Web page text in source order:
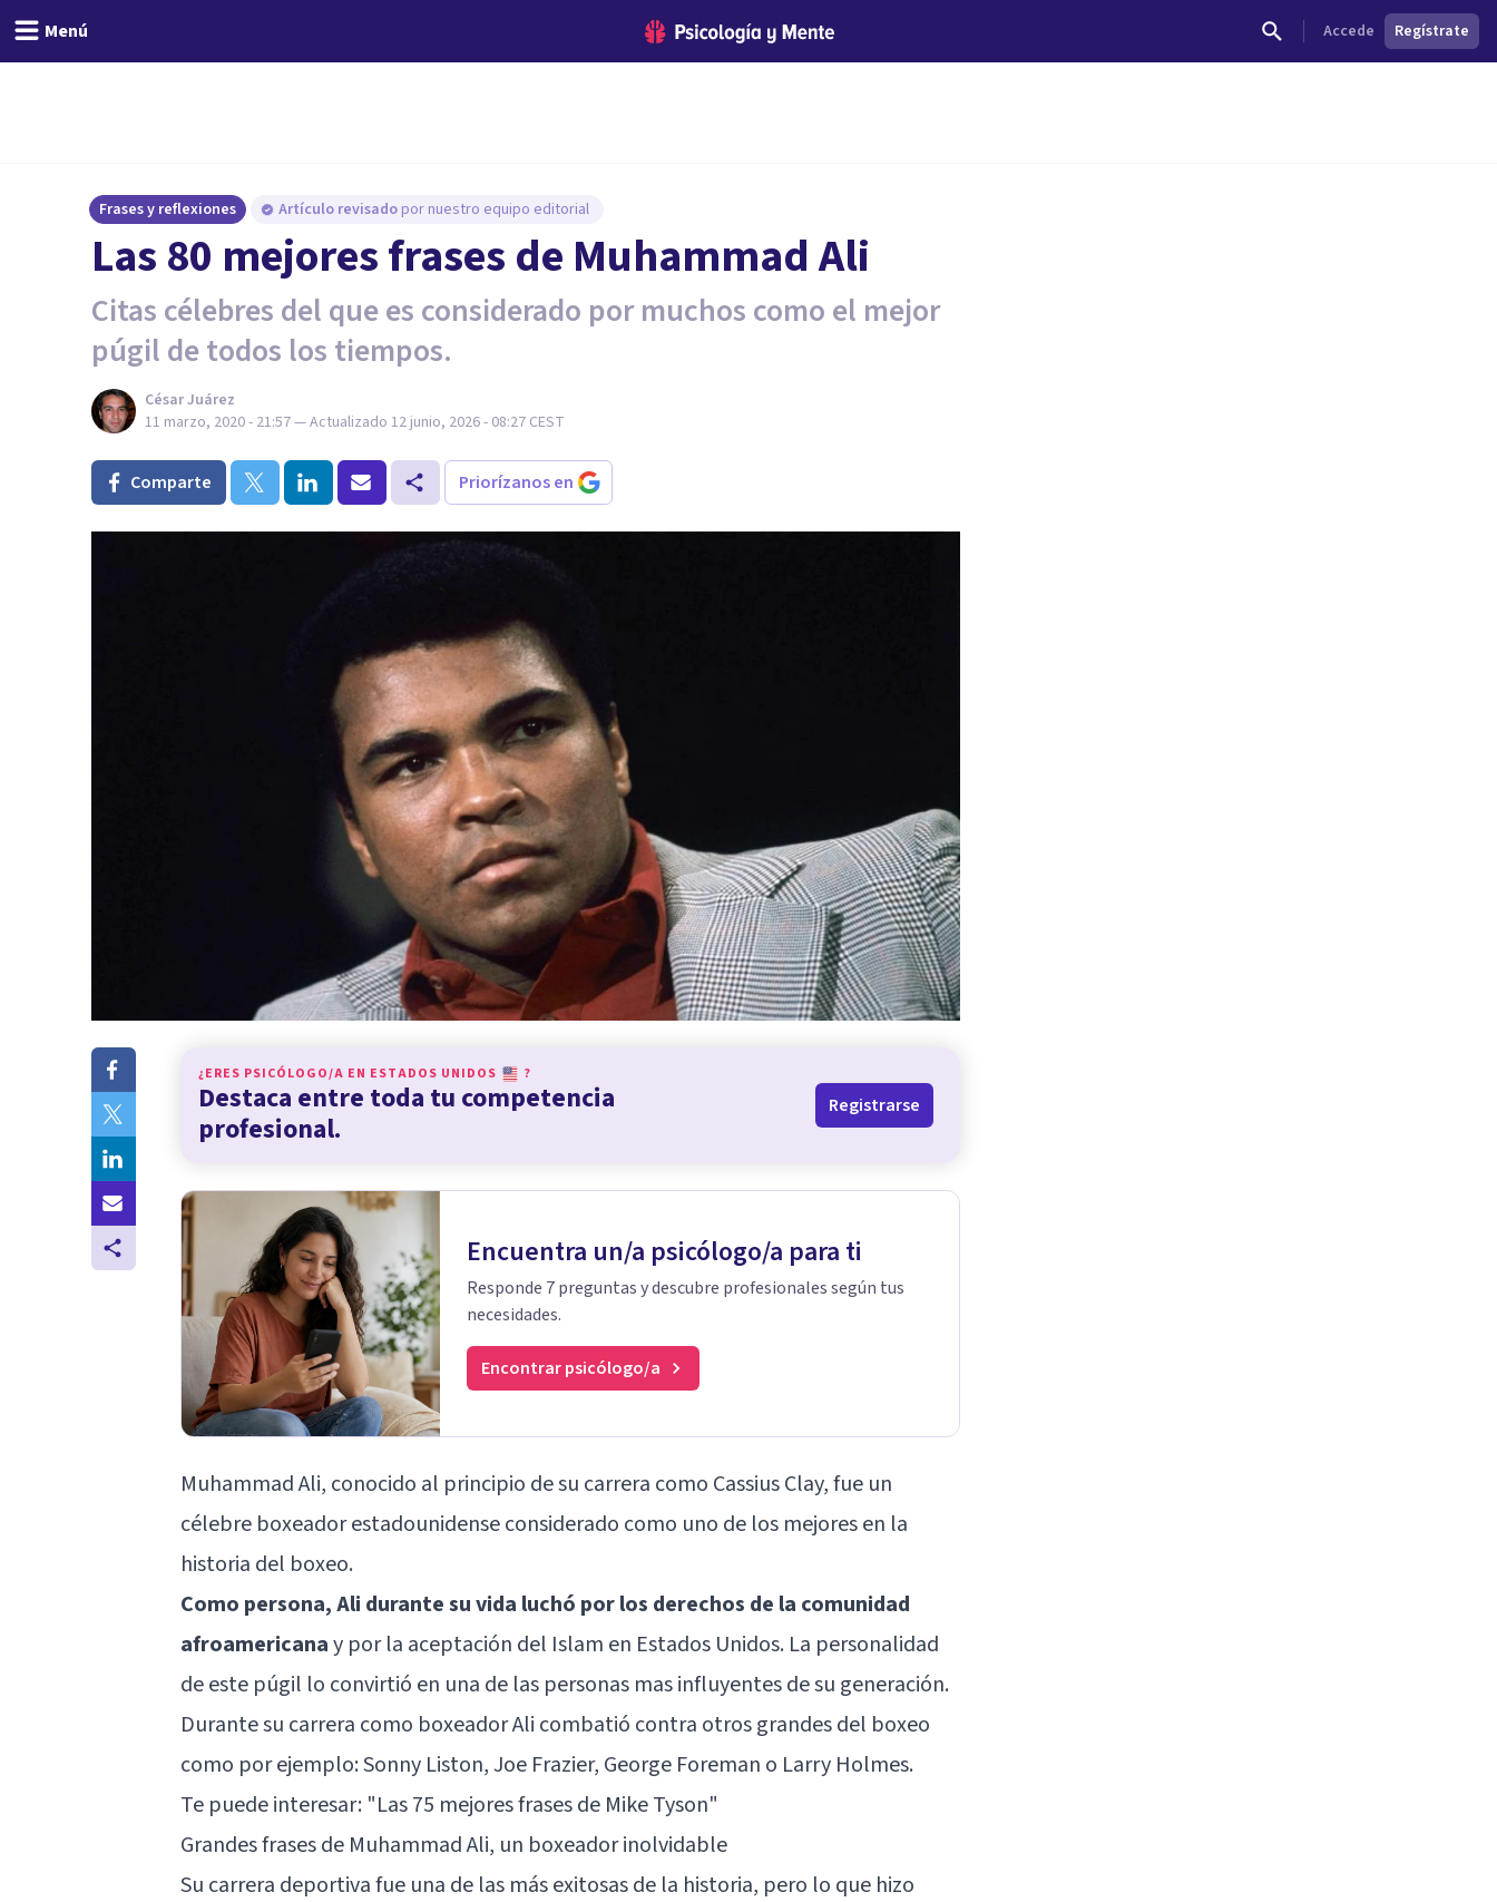
Menú Accede Regístrate
Frases y reflexiones Artículo revisado por nuestro equipo editorial
Las 80 mejores frases de Muhammad Ali
Citas célebres del que es considerado por muchos como el mejor
púgil de todos los tiempos.
César Juárez
11 marzo, 2020 - 21:57— Actualizado 12 junio, 2026 - 08:27 CEST
Comparte Priorízanos en
¿ERES PSICÓLOGO/A EN ESTADOS UNIDOS ?
Destaca entre toda tu competencia
profesional.
Registrarse
Encuentra un/a psicólogo/a para ti
Responde 7 preguntas y descubre profesionales según tus
necesidades.
Encontrar psicólogo/a
Muhammad Ali, conocido al principio de su carrera como Cassius Clay, fue un
célebre boxeador estadounidense considerado como uno de los mejores en la
historia del boxeo.
Como persona, Ali durante su vida luchó por los derechos de la comunidad
afroamericanay por la aceptación del Islam en Estados Unidos. La personalidad
de este púgil lo convirtió en una de las personas mas influyentes de su generación.
Durante su carrera como boxeador Ali combatió contra otros grandes del boxeo
como por ejemplo: Sonny Liston, Joe Frazier, George Foreman o Larry Holmes.
Te puede interesar: "Las 75 mejores frases de Mike Tyson"
Grandes frases de Muhammad Ali, un boxeador inolvidable
Su carrera deportiva fue una de las más exitosas de la historia, pero lo que hizo